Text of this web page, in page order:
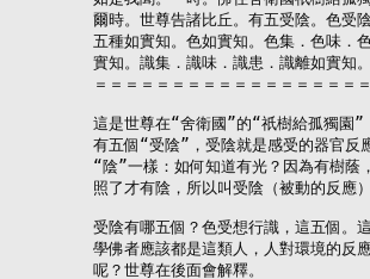
爾時。世尊告諸比丘。有五受陰。色受
五種如實知。色如實知。色集．色味．
實知。識集．識味．識患．識離如實知
＝＝＝＝＝＝＝＝＝＝＝＝＝＝＝＝＝
這是世尊在“舍衛國”的“祇樹給孤獨園
有五個“受陰”，受陰就是感受的器官反
“陰”一樣：如何知道有光？因為有樹蔭
照了才有陰，所以叫受陰（被動的反應
受陰有哪五個？色受想行識，這五個。
學佛者應該都是這類人，人對環境的反
呢？世尊在後面會解釋。